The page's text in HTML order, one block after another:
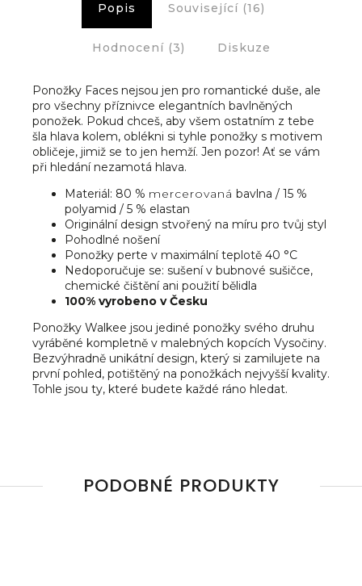
Popis Související (16)
Hodnocení (3) Diskuze
Ponožky Faces nejsou jen pro romantické duše, ale
pro všechny příznivce elegantních bavlněných
ponožek. Pokud chceš, aby všem ostatním z tebe
šla hlava kolem, oblékni si tyhle ponožky s motivem
obličeje, jimiž se to jen hemží. Jen pozor! Ať se vám
při hledání nezamotá hlava.
Materiál: 80 % mercerovaná bavlna / 15 %
polyamid / 5 % elastan
Originální design stvořený na míru pro tvůj styl
Pohodlné nošení
Ponožky perte v maximální teplotě 40 °C
Nedoporučuje se: sušení v bubnové sušičce,
chemické čištění ani použití bělidla
100% vyrobeno v Česku
Ponožky Walkee jsou jediné ponožky svého druhu
vyráběné kompletně v malebných kopcích Vysočiny.
Bezvýhradně unikátní design, který si zamilujete na
první pohled, potištěný na ponožkách nejvyšší kvality.
Tohle jsou ty, které budete každé ráno hledat.
PODOBNÉ PRODUKTY